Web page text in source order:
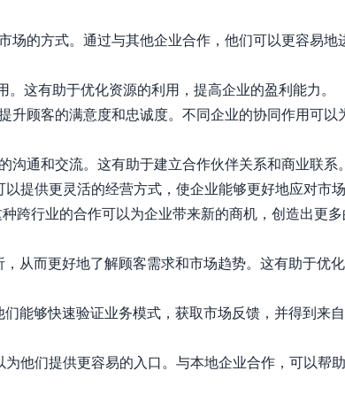
场的方式。通过与其他企业合作，他们可以更容易地
这有助于优化资源的利用，提高企业的盈利能力。
升顾客的满意度和忠诚度。不同企业的协同作用可以
通和交流。这有助于建立合作伙伴关系和商业联系。
提供更灵活的经营方式，使企业能够更好地应对市场
跨行业的合作可以为企业带来新的商机，创造出更
从而更好地了解顾客需求和市场趋势。这有助于优
能够快速验证业务模式，获取市场反馈，并得到来
他们提供更容易的入口。与本地企业合作，可以帮